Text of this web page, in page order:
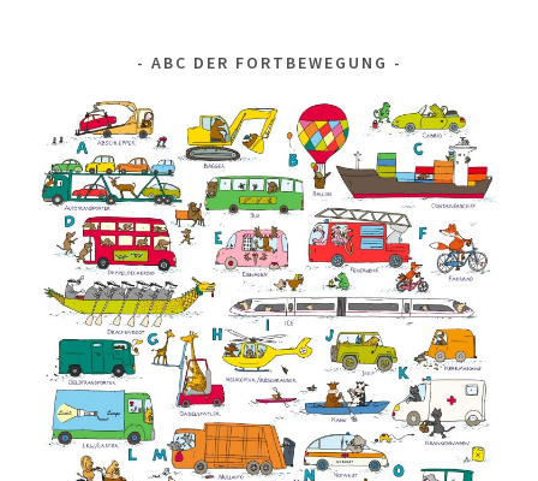
ABC DER FORTBEWEGUNG